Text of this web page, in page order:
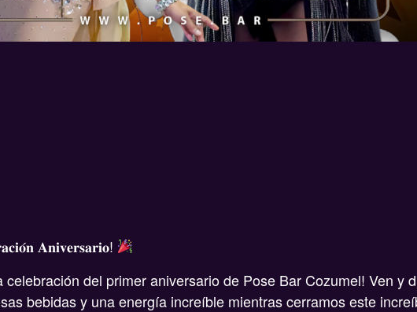
𝐀𝐧𝐢𝐯𝐞𝐫𝐬𝐚𝐫𝐢𝐨!
celebración del primer aniversario de Pose Bar Cozumel! Ven y
bebidas y una energía increíble mientras cerramos este